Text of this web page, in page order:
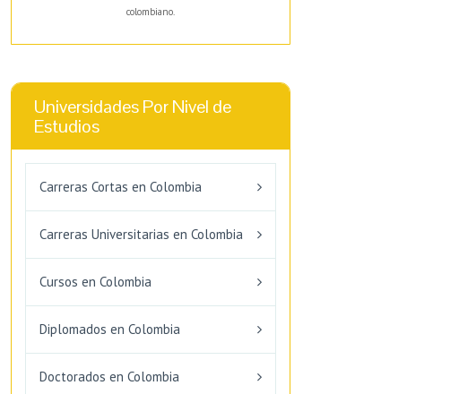
colombiano.
Universidades Por Nivel de
Estudios
Carreras Cortas en Colombia
Carreras Universitarias en Colombia
Cursos en Colombia
Diplomados en Colombia
Doctorados en Colombia